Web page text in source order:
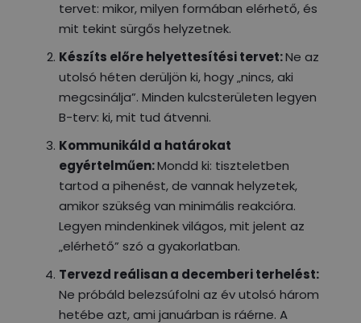
tervet: mikor, milyen formában elérhető, és
mit tekint sürgős helyzetnek.
Készíts előre helyettesítési tervet:Ne az
utolsó héten derüljön ki, hogy „nincs, aki
megcsinálja”. Minden kulcsterületen legyen
B-terv: ki, mit tud átvenni.
Kommunikáld a határokat
egyértelműen:Mondd ki: tiszteletben
tartod a pihenést, de vannak helyzetek,
amikor szükség van minimális reakcióra.
Legyen mindenkinek világos, mit jelent az
„elérhető” szó a gyakorlatban.
Tervezd reálisan a decemberi terhelést:
Ne próbáld belezsúfolni az év utolsó három
hetébe azt, ami januárban is ráérne. A